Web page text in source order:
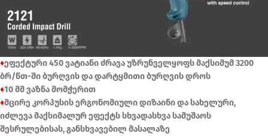
♦ეფექტური 450 ვატიანი ძრავა უზრუნველყოფს მაქსიმუმ 3200
ბრ/წთ-ში ბურღვის და დარტყმითი ბურღვის დროს
♦10 მმ ვაზნა მომჭერით
♦მცირე კორპუსის ერგონომიული დიზაინი და სახელური,
იძლევა მაქსიმალურ ეფექტს სხვადასხვა სამუშაოს
შესრულებისას, განსხვავებილ მასალაზე